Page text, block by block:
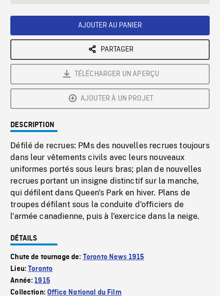
AJOUTER AU PANIER
PARTAGER
TÉLÉCHARGER UN APERÇU
AJOUTER À UN PROJET
DESCRIPTION
Défilé de recrues: PMs des nouvelles recrues toujours
dans leur vêtements civils avec leurs nouveaux
uniformes portés sous leurs bras; plan de nouvelles
recrues portant un insigne distinctif sur la manche,
qui défilent dans Queen's Park en hiver. Plans de
troupes défilant sous la conduite d'officiers de
l'armée canadienne, puis à l'exercice dans la neige.
DÉTAILS
Chute de tournage de: Toronto News 1915
Lieu:Toronto
Année:1915
Collection:Office National du Film